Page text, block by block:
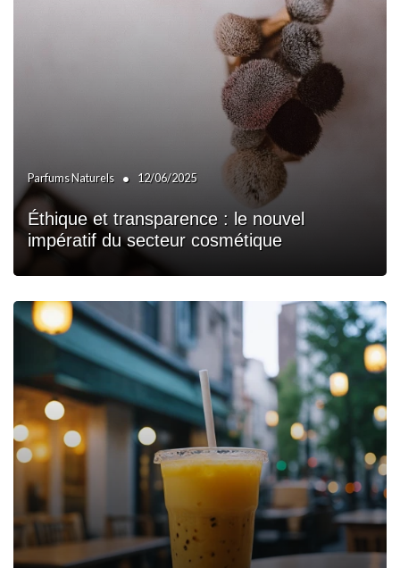
Parfums Naturels • 12/06/2025
Éthique et transparence : le nouvel
impératif du secteur cosmétique